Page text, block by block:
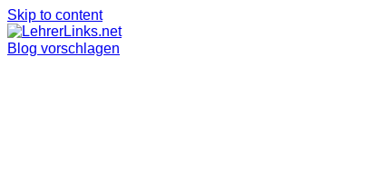
Skip to content
Blog vorschlagen